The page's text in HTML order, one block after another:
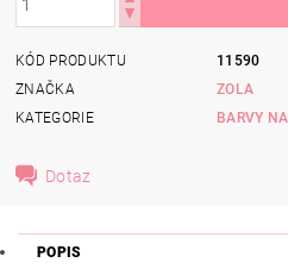
KÓD PRODUKTU
11590
ZNAČKA
ZOLA
KATEGORIE
BARVY
Dotaz
POPIS